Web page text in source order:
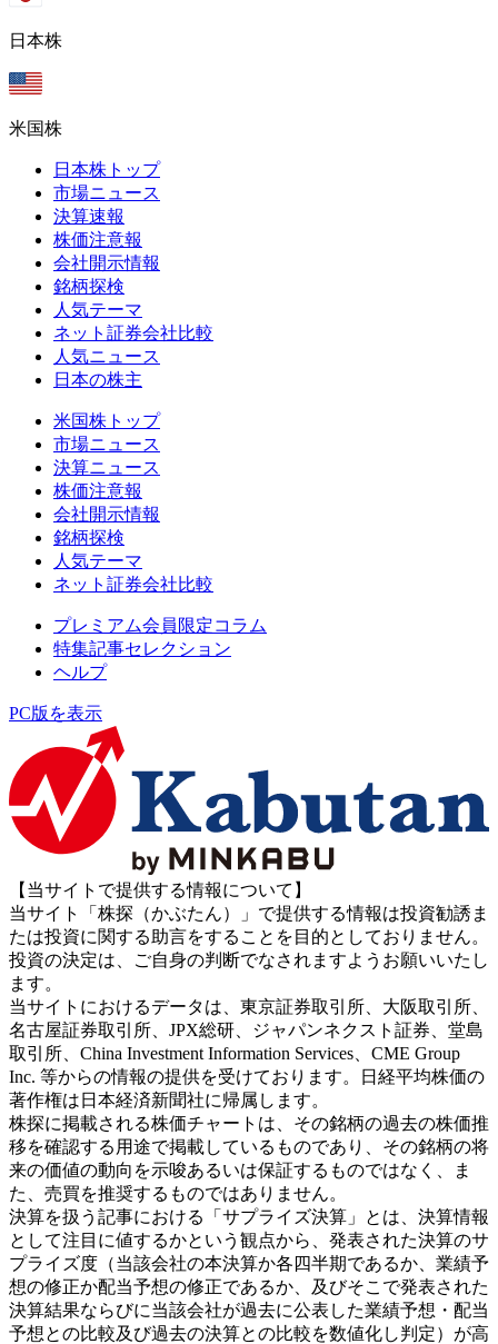
日本株
米国株
日本株トップ
市場ニュース
決算速報
株価注意報
会社開示情報
銘柄探検
人気テーマ
ネット証券会社比較
人気ニュース
日本の株主
米国株トップ
市場ニュース
決算ニュース
株価注意報
会社開示情報
銘柄探検
人気テーマ
ネット証券会社比較
プレミアム会員限定コラム
特集記事セレクション
ヘルプ
PC版を表示
【当サイトで提供する情報について】
当サイト「株探（かぶたん）」で提供する情報は投資勧誘ま
たは投資に関する助言をすることを目的としておりません。
投資の決定は、ご自身の判断でなされますようお願いいたし
ます。
当サイトにおけるデータは、東京証券取引所、大阪取引所、
名古屋証券取引所、JPX総研、ジャパンネクスト証券、堂島
取引所、China Investment Information Services、CME Group
Inc. 等からの情報の提供を受けております。日経平均株価の
著作権は日本経済新聞社に帰属します。
株探に掲載される株価チャートは、その銘柄の過去の株価推
移を確認する用途で掲載しているものであり、その銘柄の将
来の価値の動向を示唆あるいは保証するものではなく、ま
た、売買を推奨するものではありません。
決算を扱う記事における「サプライズ決算」とは、決算情報
として注目に値するかという観点から、発表された決算のサ
プライズ度（当該会社の本決算か各四半期であるか、業績予
想の修正か配当予想の修正であるか、及びそこで発表された
決算結果ならびに当該会社が過去に公表した業績予想・配当
予想との比較及び過去の決算との比較を数値化し判定）が高